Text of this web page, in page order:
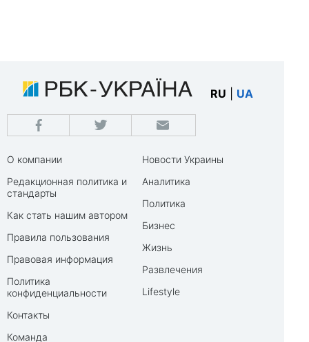
RU UA
О компании
Редакционная политика и
стандарты
Как стать нашим автором
Правила пользования
Правовая информация
Политика
конфиденциальности
Контакты
Команда
Новости Украины
Аналитика
Политика
Бизнес
Жизнь
Развлечения
Lifestyle